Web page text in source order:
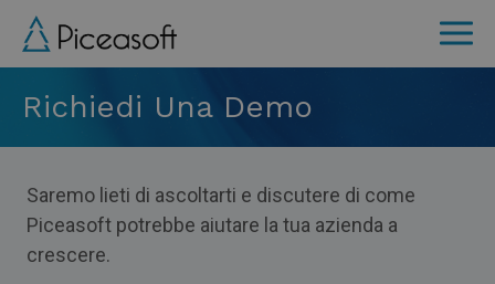
Skip
main
content
Richiedi Una Demo
Saremo lieti di ascoltarti e discutere di come
Piceasoft potrebbe aiutare la tua azienda a
crescere.